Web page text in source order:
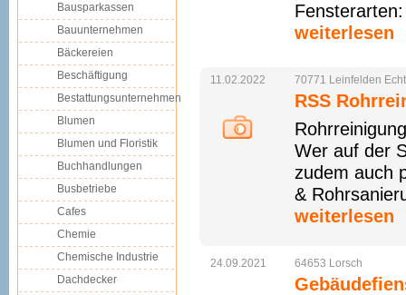
weiterlesen
11.02.2022 70771 Leinfelden
RSS
Wer auf der
zudem auch
&
weiterlesen
24.09.2021 64653 Lorsch
Bausparkassen
Bauunternehmen
Bäckereien
Beschäftigung
Bestattungsunternehmen
Blumen
Blumen und Floristik
Buchhandlungen
Busbetriebe
Cafes
Chemie
Chemische Industrie
Dachdecker